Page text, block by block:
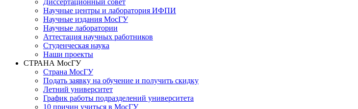
Диссертационный совет
Научные центры и лаборатория ИФПИ
Научные издания МосГУ
Научные лаборатории
Аттестация научных работников
Студенческая наука
Наши проекты
СТРАНА МосГУ
Страна МосГУ
Подать заявку на обучение и получить скидку
Летний университет
График работы подразделений университета
10 причин учиться в МосГУ